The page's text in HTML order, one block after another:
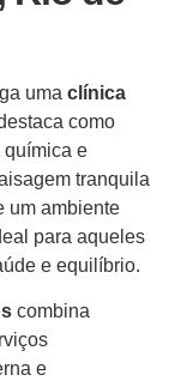
uma clínica
como
química e
tranquila
um ambiente
para aqueles
e equilíbrio.
combina
e